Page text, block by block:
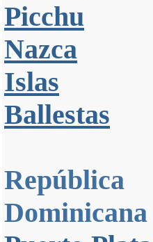
Picchu
Nazca
Islas
Ballestas
República
Dominicana